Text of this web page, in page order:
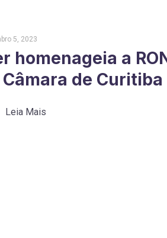
5, 2023
homenageia a
Câmara de Curitiba
Leia Mais